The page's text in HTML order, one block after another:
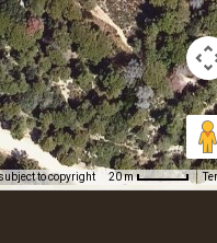
to copyright 20 m